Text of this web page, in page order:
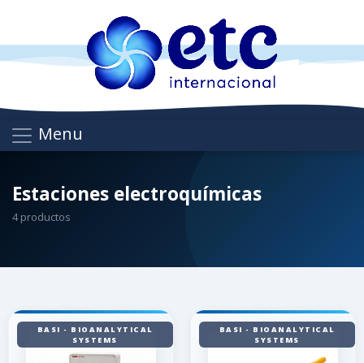
Menu
Estaciones electroquímicas
4 productos
BASI - BIOANALYTICAL
SYSTEMS
BASI - BIOANALYTICAL
SYSTEMS